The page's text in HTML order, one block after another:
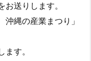
送りします。
縄の産業まつり」
す。